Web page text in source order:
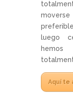
luego
Aquí te